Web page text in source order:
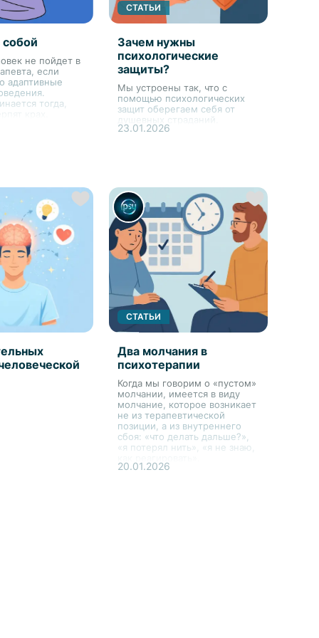
собой
не пойдет в
если
адаптивные
тогда,
СТАТЬИ
Зачем нужны
психологические
защиты?
Мы устроены так, что с
помощью психологических
защит оберегаем себя от
душевных страданий.
23.01.2026
СТАТЬИ
Два молчания в
психотерапии
Когда мы говорим о «пустом»
молчании, имеется в виду
молчание, которое возникает
не из терапевтической
позиции, а из внутреннего
сбоя: «что делать дальше?»,
«я потерял нить», «я не знаю,
20.01.2026